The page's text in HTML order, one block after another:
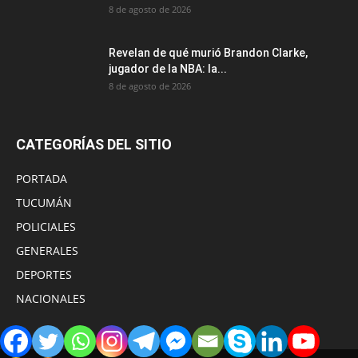
8 de agosto de 2026
Revelan de qué murió Brandon Clarke,
jugador de la NBA: la...
8 de agosto de 2026
CATEGORÍAS DEL SITIO
PORTADA
TUCUMÁN
POLICIALES
GENERALES
DEPORTES
NACIONALES